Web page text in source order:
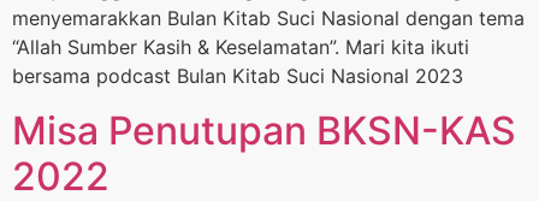
menyemarakkan Bulan Kitab Suci Nasional dengan tema
“Allah Sumber Kasih & Keselamatan”. Mari kita ikuti
bersama podcast Bulan Kitab Suci Nasional 2023
Misa Penutupan BKSN-KAS
2022